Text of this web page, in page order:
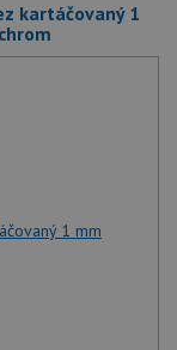
kartáčovaný 1
1 mm